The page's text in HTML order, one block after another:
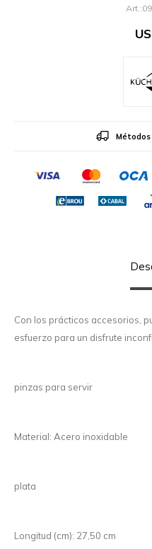
Métodos
Con los prácticos accesorios,
esfuerzo para un disfrute
pinzas para servir
Material: Acero inoxidable
plata
Longitud (cm): 27,50 cm